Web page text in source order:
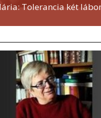
Tolerancia két